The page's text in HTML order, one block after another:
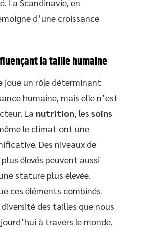
d’une croissance
la taille humaine
joue un rôle déterminant
humaine, mais elle n’est
La nutrition, les soins
le climat ont une
Des niveaux de
élevés peuvent aussi
stature plus élevée.
ces éléments combinés
des tailles que nous
à travers le monde.